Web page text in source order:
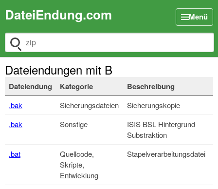
DateiEndung.com Menü
Dateiendung suchen
Dateiendungen mit B
Dateiendung Kategorie Beschreibung
.bak Sicherungsdateien
Sicherungskopie
.bak
Sonstige
ISIS BSL Hintergrund
Substraktion
.bat
Quellcode,
Skripte,
Entwicklung
Stapelverarbeitungsdatei